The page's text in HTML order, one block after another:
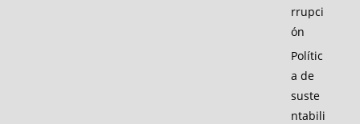
rrupci
ón
Polític
a de
suste
ntabili